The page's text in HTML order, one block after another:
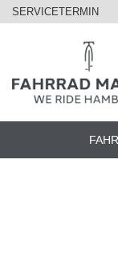
SERVICETERMIN